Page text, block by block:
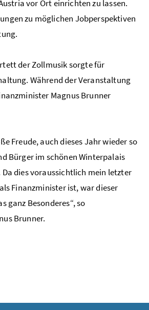
vor Ort einrichten zu lassen.
zu möglichen Jobperspektiven
der Zollmusik sorgte für
Während der Veranstaltung
Magnus Brunner
Freude, auch dieses Jahr wieder so
Bürger im schönen Winterpalais
dies voraussichtlich mein letzter
Finanzminister ist, war dieser
ganz Besonderes“, so
Brunner.